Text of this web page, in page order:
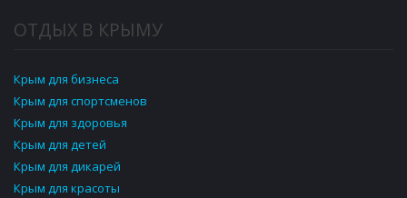
ОТДЫХ В КРЫМУ
Крым для бизнеса
Крым для спортсменов
Крым для здоровья
Крым для детей
Крым для дикарей
Крым для красоты